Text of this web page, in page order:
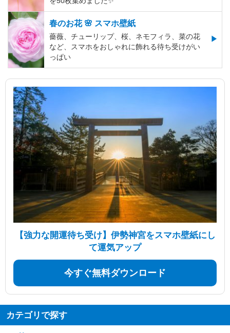
春のお花 🌸 スマホ壁紙
薔薇、チューリップ、桜、ネモフィラ、菜の花
など、スマホをおしゃれに飾れる待ち受けがい
っぱい
【強力な開運待ち受け】伊勢神宮をスマホ壁紙にし
て運気アップ
今すぐ無料ダウンロード
カテゴリで探す